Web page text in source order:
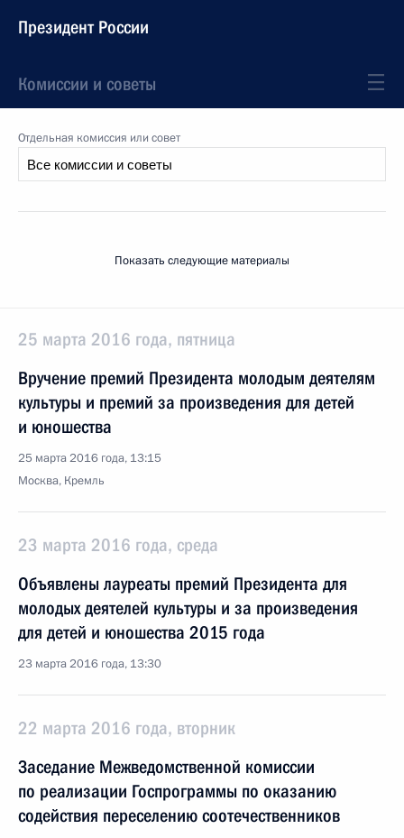
Президент России
Комиссии и советы
Отдельная комиссия или совет
Показать следующие материалы
25 марта 2016 года, пятница
Вручение премий Президента молодым деятелям
культуры и премий за произведения для детей
и юношества
25 марта 2016 года, 13:15
Москва, Кремль
23 марта 2016 года, среда
Объявлены лауреаты премий Президента для
молодых деятелей культуры и за произведения
для детей и юношества 2015 года
23 марта 2016 года, 13:30
22 марта 2016 года, вторник
Заседание Межведомственной комиссии
по реализации Госпрограммы по оказанию
содействия переселению соотечественников